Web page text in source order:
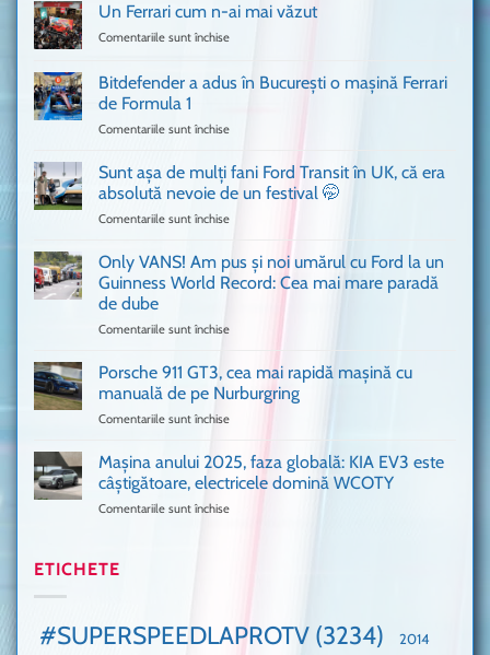
Un Ferrari cum n-ai mai văzut
Comentariile sunt închise
Ferrari
cum
văzut
Bitdefender a adus în București o mașină Ferrari
de Formula 1
Comentariile sunt închise
a
în
mașină
Ferrari
Sunt așa de mulți fani Ford Transit în UK, că era
absolută nevoie de un festival 🤭
Comentariile sunt închise
așa
mulți
în
UK,
nevoie
de
Only VANS! Am pus și noi umărul cu Ford la un
Guinness World Record: Cea mai mare paradă
de dube
Comentariile sunt închise
VANS!
Am
pus
umărul
cu
mai
mare
Porsche 911 GT3, cea mai rapidă mașină cu
manuală de pe Nurburgring
Comentariile sunt închise
911
GT3,
cea
pe
Nurburgring
Mașina anului 2025, faza globală: KIA EV3 este
câștigătoare, electricele domină WCOTY
Comentariile sunt închise
EV3
ETICHETE
#SUPERSPEEDLAPROTV (3234) 2014